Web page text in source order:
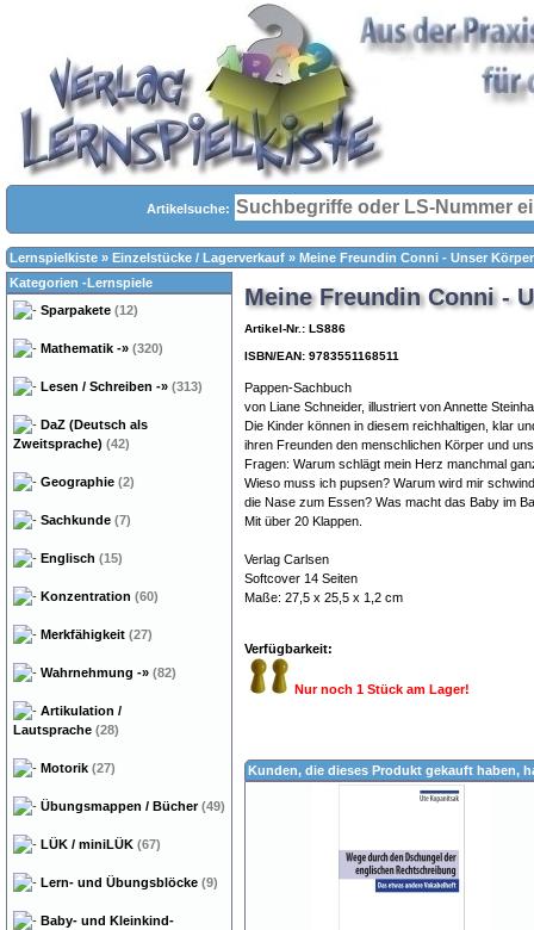
Artikelsuche:
Lernspielkiste » Einzelstücke / Lagerverkauf » Meine Freundin Conni - Unser Körper
Meine Freundin Conni -
Artikel-Nr.: LS886
ISBN/EAN: 9783551168511
Pappen-Sachbuch
von Liane Schneider, illustriert von Annette
Die Kinder können in diesem reichhaltigen, klar
ihren Freunden den menschlichen Körper und
Fragen: Warum schlägt mein Herz manchmal
Wieso muss ich pupsen? Warum wird mir
die Nase zum Essen? Was macht das Baby im
Mit über 20 Klappen.
Verlag Carlsen
Softcover 14 Seiten
Maße: 27,5 x 25,5 x 1,2 cm
Verfügbarkeit:
Nur noch 1 Stück am Lager!
Kunden, die dieses Produkt gekauft haben,
Kategorien -Lernspiele
Sparpakete (12)
Mathematik -» (320)
Lesen / Schreiben -» (313)
DaZ (Deutsch als
Zweitsprache) (42)
Geographie (2)
Sachkunde (7)
Englisch (15)
Konzentration (60)
Merkfähigkeit (27)
Wahrnehmung -» (82)
Artikulation /
Lautsprache (28)
Motorik (27)
Übungsmappen / Bücher(49)
LÜK / miniLÜK (67)
Lern- und Übungsblöcke (9)
Baby- und Kleinkind-